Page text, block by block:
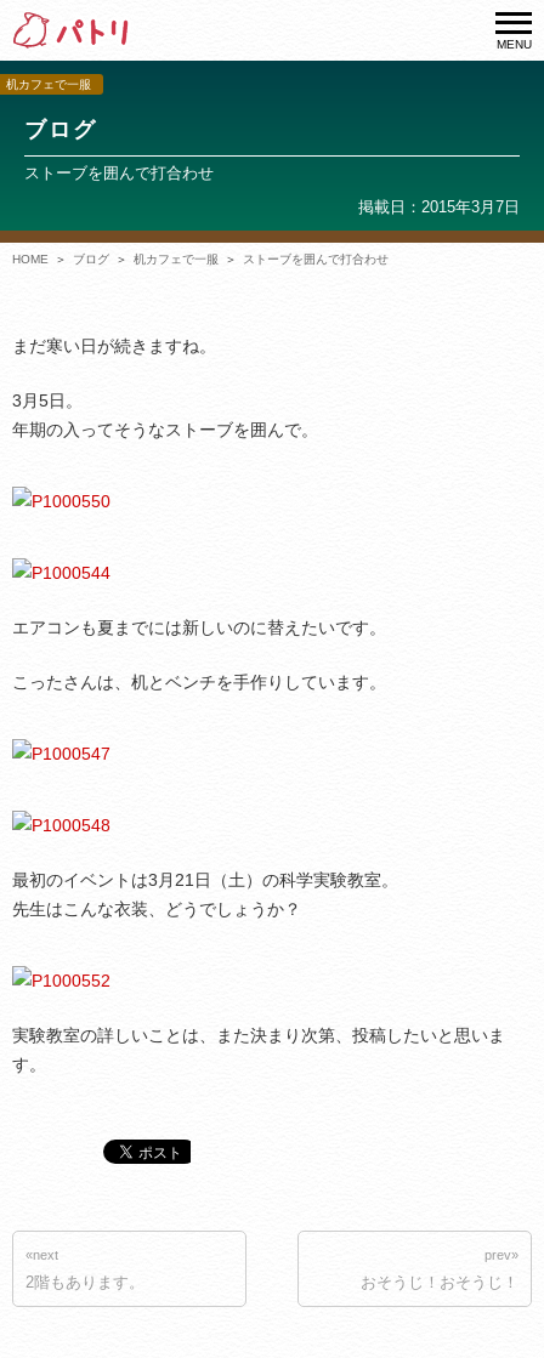
MENU
机カフェで一服
ブログ
ストーブを囲んで打合わせ
掲載日：2015年3月7日
HOME ブログ 机カフェで一服 ストーブを囲んで打合わせ
まだ寒い日が続きますね。
3月5日。
年期の入ってそうなストーブを囲んで。
エアコンも夏までには新しいのに替えたいです。
こったさんは、机とベンチを手作りしています。
最初のイベントは3月21日（土）の科学実験教室。
先生はこんな衣装、どうでしょうか？
実験教室の詳しいことは、また決まり次第、投稿したいと思いま
す。
«next
2階もあります。
prev»
おそうじ！おそうじ！